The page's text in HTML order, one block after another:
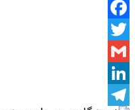
Facebook
Twitter
Gmail
LinkedIn